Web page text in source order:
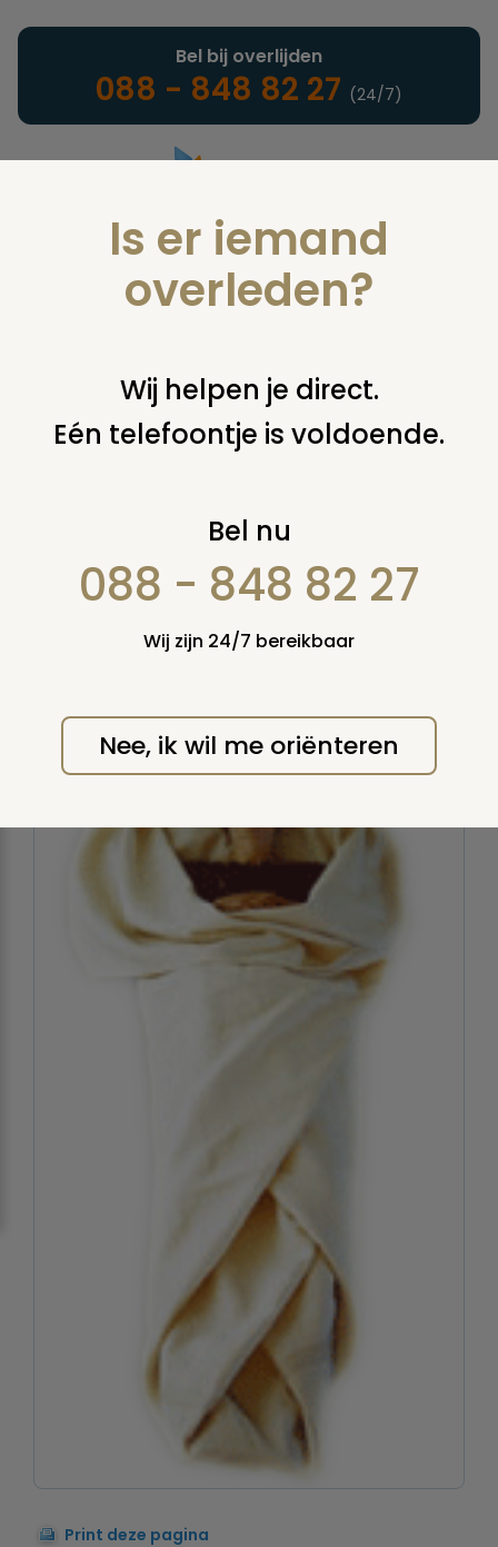
Landelijke uitvaartonderneming
Bel bij overlijden
088 - 848 82 27 (24/7)
U bent hier: home infotheek woordenlijst l lijkwade
Bron: Wikkelgoed.nl
Een kleed of doek waarin de
overledene wordt gehuld. In Nederland mag
zonder kist begraven of gecremeerd worden,
wel moet het lichaam dan aan het zicht
Print deze pagina
Is er iemand
overleden?
Wij helpen je direct.
Eén telefoontje is voldoende.
Bel nu
088 - 848 82 27
Wij zijn 24/7 bereikbaar
Nee, ik wil me oriënteren